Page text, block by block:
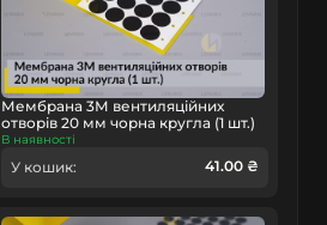
Мембрана 3М вентиляційних
отворів 20 мм чорна кругла (1 шт.)
В наявності
У кошик: 41.00 ₴